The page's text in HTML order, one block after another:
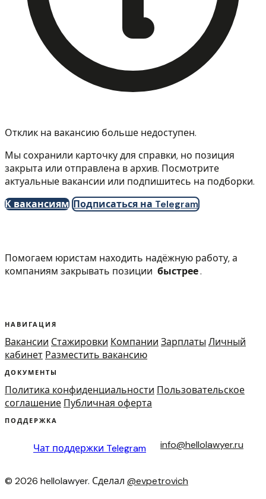
Отклик на вакансию больше недоступен.
Мы сохранили карточку для справки, но позиция
закрыта или отправлена в архив. Посмотрите
актуальные вакансии или подпишитесь на подборки.
К вакансиям Подписаться на Telegram
Помогаем юристам находить надёжную работу, а
компаниям закрывать позиции быстрее.
НАВИГАЦИЯ
Вакансии Стажировки Компании Зарплаты Личный
кабинет Разместить вакансию
ДОКУМЕНТЫ
Политика конфиденциальности Пользовательское
соглашение Публичная оферта
ПОДДЕРЖКА
Чат поддержки Telegram info@hellolawyer.ru
© 2026 hellolawyer. Сделал @evpetrovich